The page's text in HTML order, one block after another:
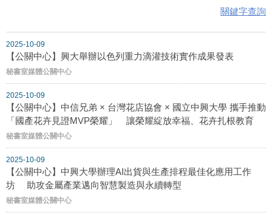
關鍵字查詢
2025-10-09
【公關中心】興大舉辦以色列重力滴灌技術實作成果發表
秘書室媒體公關中心
2025-10-09
【公關中心】中信兄弟 × 台灣花店協會 × 國立中興大學 攜手推動
「國產花卉見證MVP榮耀」 讓榮耀綻放幸福、花卉扎根教育
秘書室媒體公關中心
2025-10-09
【公關中心】中興大學辦理AI出貨與生產排程最佳化應用工作
坊 助攻金屬產業邁向智慧製造與永續轉型
秘書室媒體公關中心